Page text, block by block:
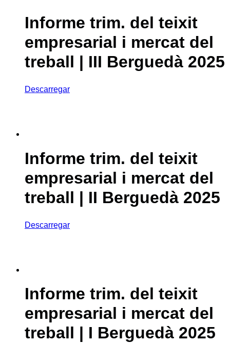
Informe trim. del teixit
empresarial i mercat del
treball | III Berguedà 2025
Descarregar
Informe trim. del teixit
empresarial i mercat del
treball | II Berguedà 2025
Descarregar
Informe trim. del teixit
empresarial i mercat del
treball | I Berguedà 2025